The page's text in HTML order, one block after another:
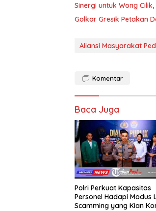
Sinergi untuk Wong
Golkar Gresik Petakan
Aliansi Masyarakat
Komentar
Baca Juga
Polri Perkuat Kapasitas
Personel Hadapi Modus
Scamming yang Kian